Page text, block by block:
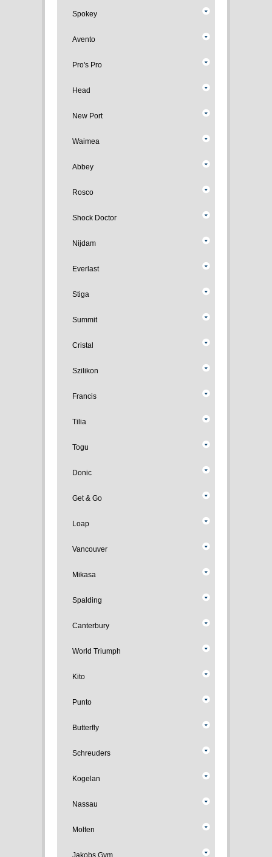
Spokey
Avento
Pro's Pro
Head
New Port
Waimea
Abbey
Rosco
Shock Doctor
Nijdam
Everlast
Stiga
Summit
Cristal
Szilikon
Francis
Tilia
Togu
Donic
Get & Go
Loap
Vancouver
Mikasa
Spalding
Canterbury
World Triumph
Kito
Punto
Butterfly
Schreuders
Kogelan
Nassau
Molten
Jakobs Gym